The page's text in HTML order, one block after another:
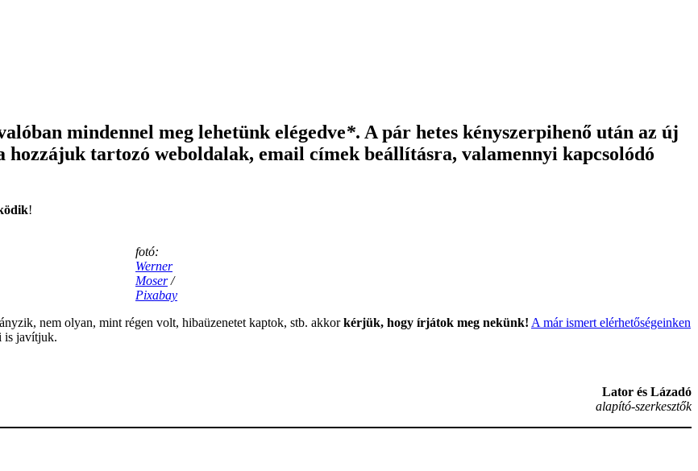
mindennel meg lehetünk elégedve*. A pár hetes kényszerpihenő után az új
hozzájuk tartozó weboldalak, email címek beállításra, valamennyi kapcsolódó
!
fotó:
Werner
Moser/
Pixabay
nem olyan, mint régen volt, hibaüzenetet kaptok, stb. akkorkérjük, hogy írjátok meg nekünk! A már ismert elérhetőségeinken
is javítjuk.
Lator és Lázadó
alapító-szerkesztők